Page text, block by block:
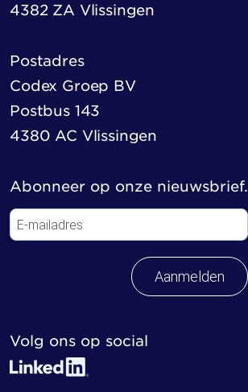
4382 ZA Vlissingen
Postadres
Codex Groep BV
Postbus 143
4380 AC Vlissingen
Abonneer op onze nieuwsbrief.
Aanmelden
Volg ons op social